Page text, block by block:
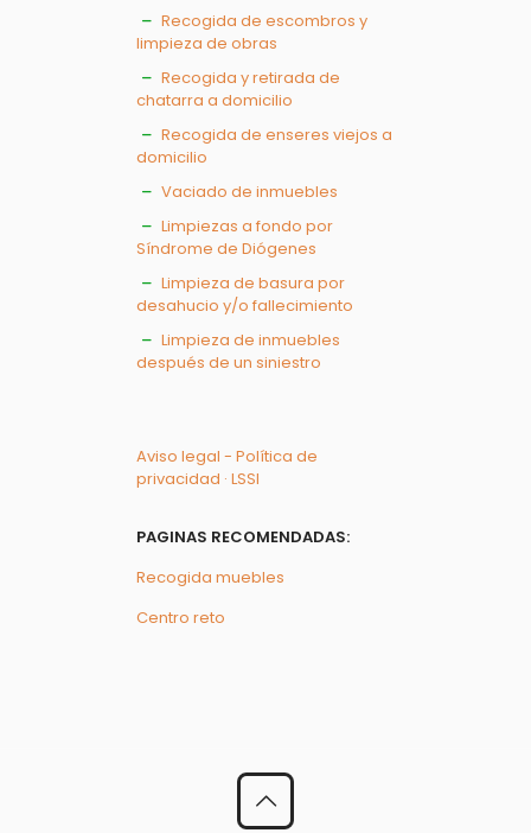
Recogida de escombros y
limpieza de obras
Recogida y retirada de
chatarra a domicilio
Recogida de enseres viejos a
domicilio
Vaciado de inmuebles
Limpiezas a fondo por
Síndrome de Diógenes
Limpieza de basura por
desahucio y/o fallecimiento
Limpieza de inmuebles
después de un siniestro
Aviso legal - Política de
privacidad · LSSI
PAGINAS RECOMENDADAS:
Recogida muebles
Centro reto